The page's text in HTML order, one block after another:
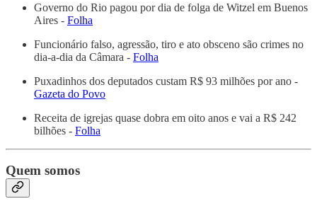
Governo do Rio pagou por dia de folga de Witzel em Buenos
Aires - Folha
Funcionário falso, agressão, tiro e ato obsceno são crimes no
dia-a-dia da Câmara - Folha
Puxadinhos dos deputados custam R$ 93 milhões por ano -
Gazeta do Povo
Receita de igrejas quase dobra em oito anos e vai a R$ 242
bilhões - Folha
Quem somos